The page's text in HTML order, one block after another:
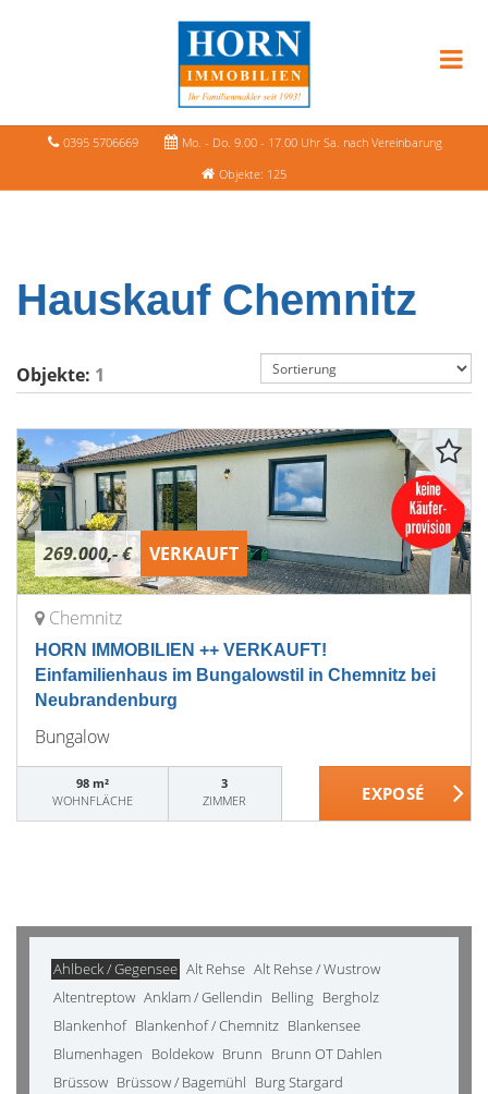
0395 5706669
Mo. - Do. 9.00 - 17.00 Uhr Sa. nach Vereinbarung
Objekte: 125
Hauskauf Chemnitz
Objekte: 1
269.000,- € VERKAUFT
Chemnitz
HORN IMMOBILIEN ++ VERKAUFT!
Einfamilienhaus im Bungalowstil in Chemnitz bei
Neubrandenburg
Bungalow
98 m²
WOHNFLÄCHE
3
ZIMMER
Ahlbeck / Gegensee Alt Rehse Alt Rehse / Wustrow
Altentreptow Anklam / Gellendin Belling Bergholz
Blankenhof Blankenhof / Chemnitz Blankensee
Blumenhagen Boldekow Brunn Brunn OT Dahlen
Brüssow Brüssow / Bagemühl Burg Stargard